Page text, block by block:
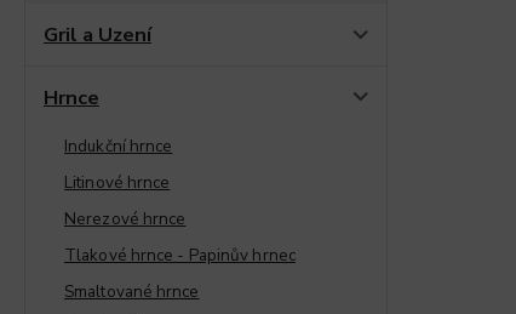
Gril a Uzení
Hrnce
Indukční hrnce
Litinové hrnce
Nerezové hrnce
Tlakové hrnce - Papinův hrnec
Smaltované hrnce